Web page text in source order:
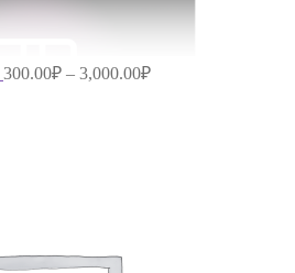
300.00₽ – 3,000.00₽